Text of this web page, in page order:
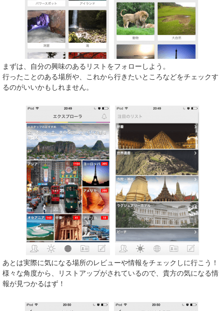
まずは、自分の興味のあるリストをフォローしよう。
行ったことのある場所や、これから行きたいところなどをチェックす
るのがいいかもしれません。
あとは実際に気になる場所のレビューや情報をチェックしに行こう！
様々な角度から、リストアップがされているので、貴方の気になる情
報が見つかるはず！